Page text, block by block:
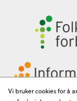
Vi bruker cookies for å